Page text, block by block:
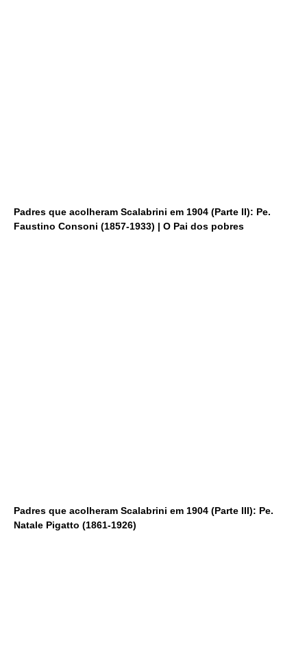
Padres que acolheram Scalabrini em 1904 (Parte II): Pe.
Faustino Consoni (1857-1933) | O Pai dos pobres
Padres que acolheram Scalabrini em 1904 (Parte III): Pe.
Natale Pigatto (1861-1926)